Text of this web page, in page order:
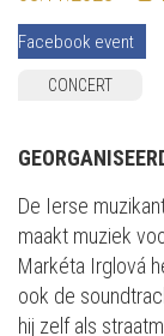
Facebook event
CONCERT
De Ierse
maakt muziek
Markéta Irglová
ook de
hij zelf als